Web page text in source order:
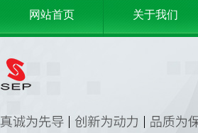
网站首页 关于我们